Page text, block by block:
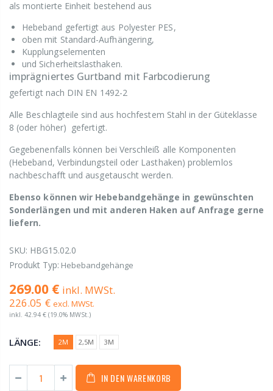
als montierte Einheit bestehend aus
Hebeband gefertigt aus Polyester PES,
oben mit Standard-Aufhängering,
Kupplungselementen
und Sicherheitslasthaken.
imprägniertes Gurtband mit Farbcodierung
gefertigt nach DIN EN 1492-2
Alle Beschlagteile sind aus hochfestem Stahl in der Güteklasse
8 (oder höher) gefertigt.
Gegebenenfalls können bei Verschleiß alle Komponenten
(Hebeband, Verbindungsteil oder Lasthaken) problemlos
nachbeschafft und ausgetauscht werden.
Ebenso können wir Hebebandgehänge in gewünschten
Sonderlängen und mit anderen Haken auf Anfrage gerne
liefern.
SKU: HBG15.02.0
Produkt Typ: Hebebandgehänge
269.00 € inkl. MWSt.
226.05 € excl. MWSt.
inkl. 42.94 € (19.0% MWSt.)
LÄNGE: 2M 2,5M 3M
IN DEN WARENKORB